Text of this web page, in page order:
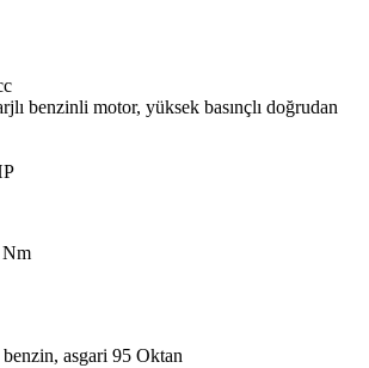
benzinli motor, yüksek basınçlı doğrudan
Nm
asgari 95 Oktan